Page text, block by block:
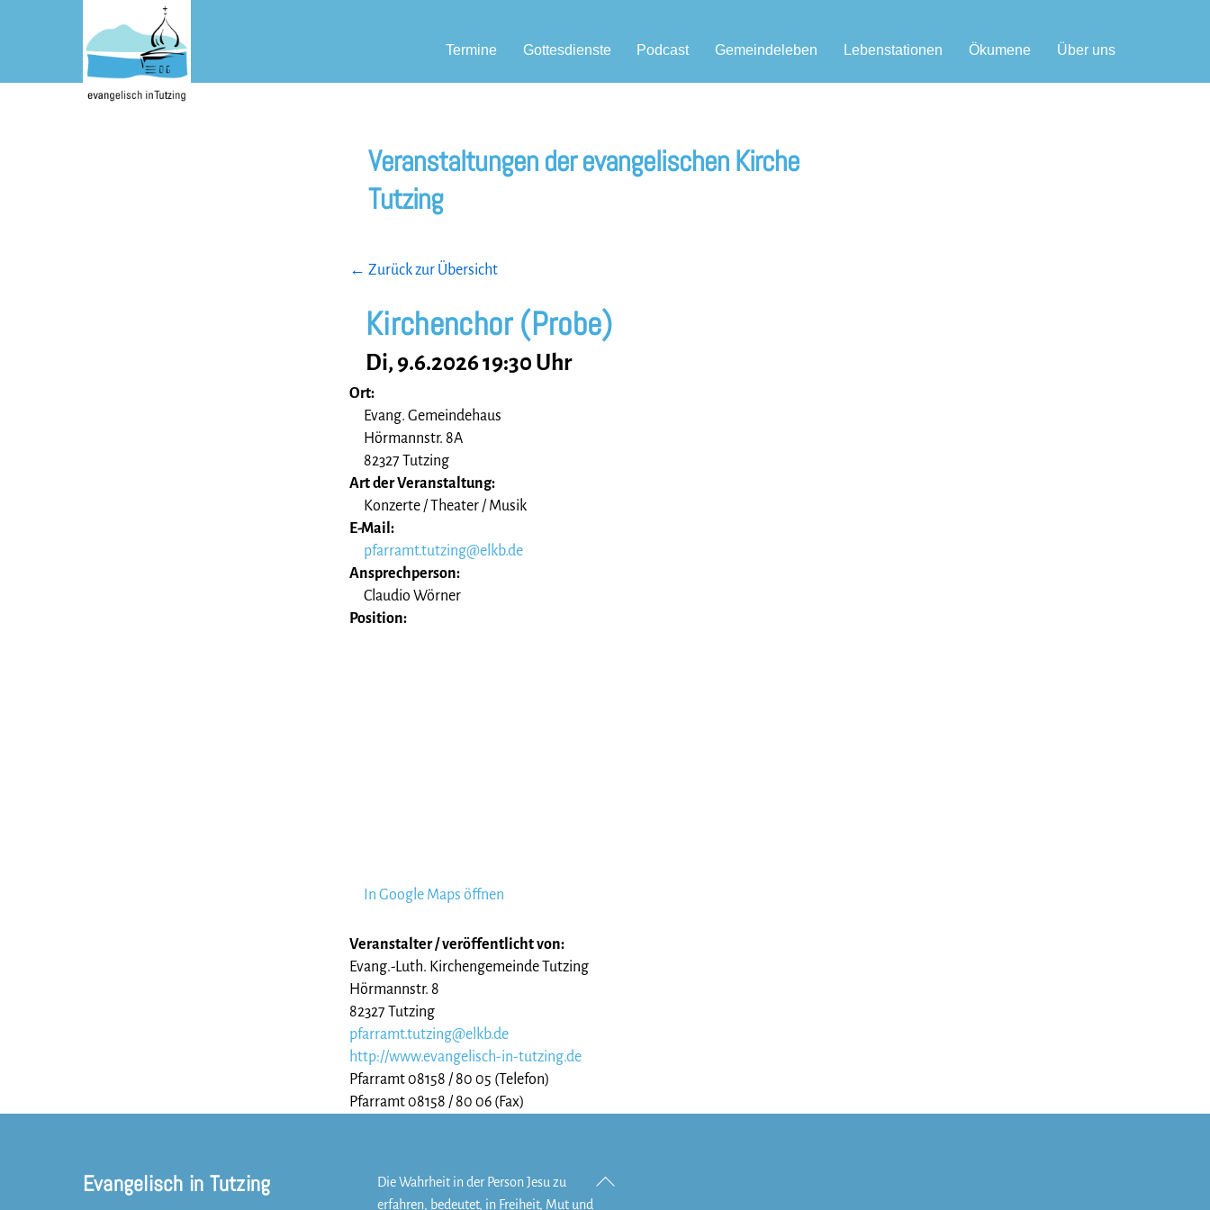
Termine Gottesdienste Podcast Gemeindeleben Lebenstationen Ökumene Über uns
Veranstaltungen der evangelischen Kirche
Tutzing
← Zurück zur Übersicht
Kirchenchor (Probe)
Di, 9.6.2026 19:30 Uhr
Ort:
Evang. Gemeindehaus
Hörmannstr. 8A
82327 Tutzing
Art der Veranstaltung:
Konzerte / Theater / Musik
E-Mail:
pfarramt.tutzing@elkb.de
Ansprechperson:
Claudio Wörner
Position:
In Google Maps öffnen
Veranstalter / veröffentlicht von:
Evang.-Luth. Kirchengemeinde Tutzing
Hörmannstr. 8
82327 Tutzing
pfarramt.tutzing@elkb.de
http://www.evangelisch-in-tutzing.de
Pfarramt 08158 / 80 05 (Telefon)
Pfarramt 08158 / 80 06 (Fax)
Back
Evangelisch in Tutzing
Die Wahrheit in der Person Jesu zu
erfahren, bedeutet, in Freiheit, Mut und